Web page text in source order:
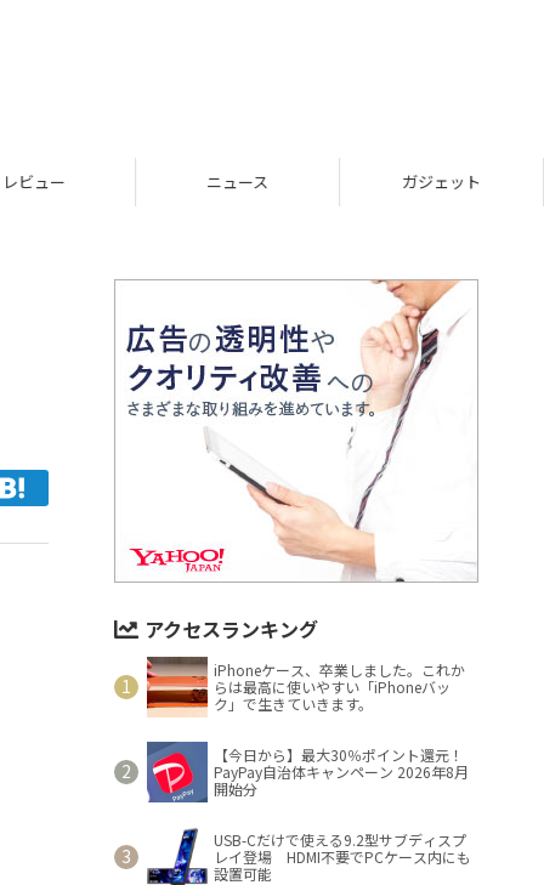
レビュー ニュース ガジェット
アクセスランキング
iPhoneケース、卒業しました。これか
らは最高に使いやすい「iPhoneバッ
ク」で生きていきます。
【今日から】最大30％ポイント還元！
PayPay自治体キャンペーン 2026年8月
開始分
USB-Cだけで使える9.2型サブディスプ
レイ登場 HDMI不要でPCケース内にも
設置可能